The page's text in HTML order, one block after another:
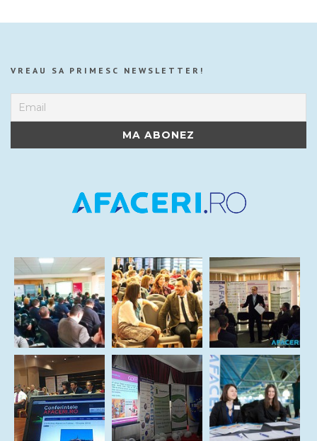
VREAU SA PRIMESC NEWSLETTER!